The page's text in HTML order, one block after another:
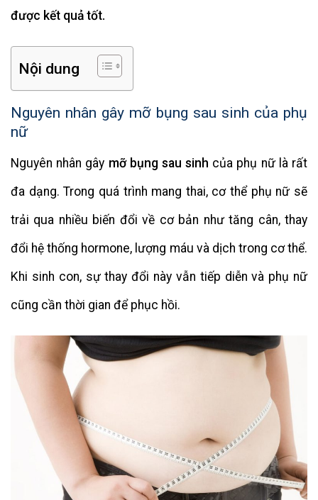
được kết quả tốt.
Nội dung
Nguyên nhân gây mỡ bụng sau sinh của phụ
nữ
Nguyên nhân gây mỡ bụng sau sinh của phụ nữ là rất
đa dạng. Trong quá trình mang thai, cơ thể phụ nữ sẽ
trải qua nhiều biến đổi về cơ bản như tăng cân, thay
đổi hệ thống hormone, lượng máu và dịch trong cơ thể.
Khi sinh con, sự thay đổi này vẫn tiếp diễn và phụ nữ
cũng cần thời gian để phục hồi.